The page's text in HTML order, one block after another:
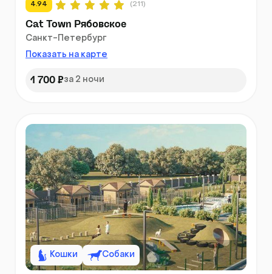
4.94 (211)
Cat Town Рябовское
Санкт-Петербург
Показать на карте
1 700 ₽за 2 ночи
Кошки Собаки